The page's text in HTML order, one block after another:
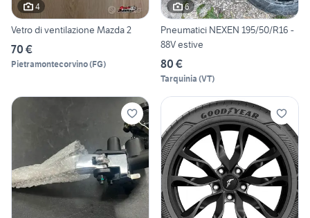
4
Vetro di ventilazione Mazda 2
70 €
Pietramontecorvino(FG)
6
Pneumatici NEXEN 195/50/R16 -
88V estive
80 €
Tarquinia (VT)